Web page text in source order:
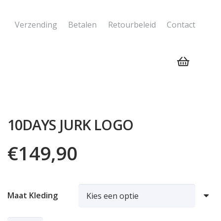
Verzending Betalen Retourbeleid Contact
10DAYS JURK LOGO
€149,90
Maat Kleding